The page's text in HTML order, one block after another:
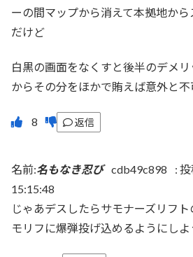
ーの間マップから消えて本拠地か
だけど
白黒の画面をなくすと後半のデメ
からその分をほかで賄えば意外と
返信
名前:名もなき忍び cdb49c898 :
15:15:48
じゃあデスしたらサモナーズリフ
モリフに爆弾投げ込めるようにしよ